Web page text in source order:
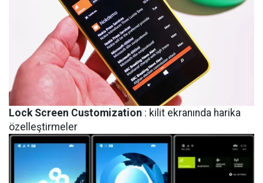
Lock Screen Customization : kilit ekranında harika
özelleştirmeler